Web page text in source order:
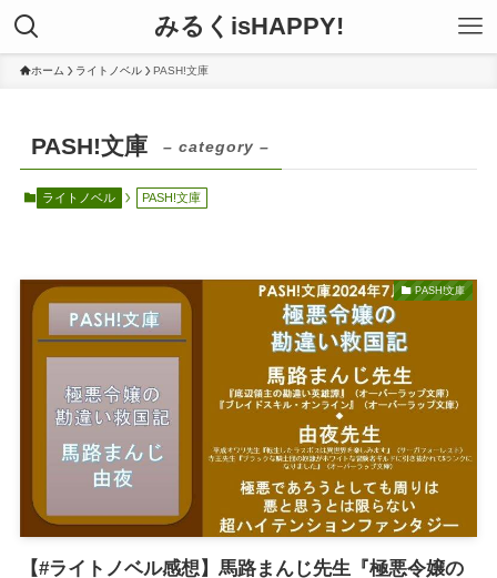
みるくisHAPPY!
ホーム ライトノベル PASH!文庫
PASH!文庫 – category –
ライトノベル PASH!文庫
PASH!文庫
【#ライトノベル感想】馬路まんじ先生『極悪令嬢の